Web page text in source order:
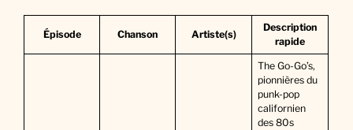
Épisode Chanson Artiste(s)
Description
rapide
The Go-Go’s,
pionnières du
punk-pop
californien
des 80s